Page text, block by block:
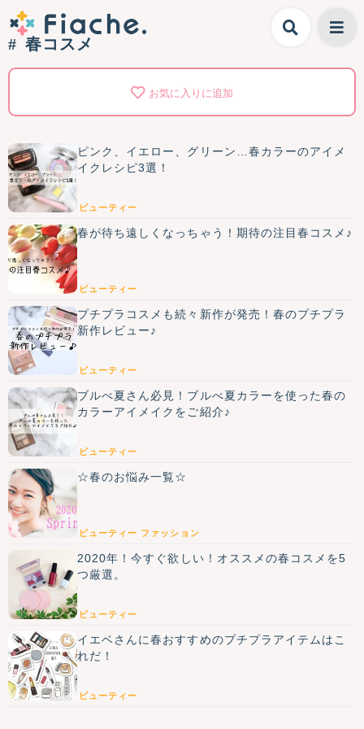
春コスメ
お気に入りに追加
ピンク、イエロー、グリーン…春カラーのアイメ
イクレシピ3選！
ビューティー
春が待ち遠しくなっちゃう！期待の注目春コスメ♪
ビューティー
プチプラコスメも続々新作が発売！春のプチプラ
新作レビュー♪
ビューティー
ブルべ夏さん必見！ブルべ夏カラーを使った春の
カラーアイメイクをご紹介♪
ビューティー
☆春のお悩み一覧☆
ビューティー ファッション
2020年！今すぐ欲しい！オススメの春コスメを5
つ厳選。
ビューティー
イエベさんに春おすすめのプチプラアイテムはこ
れだ！
ビューティー